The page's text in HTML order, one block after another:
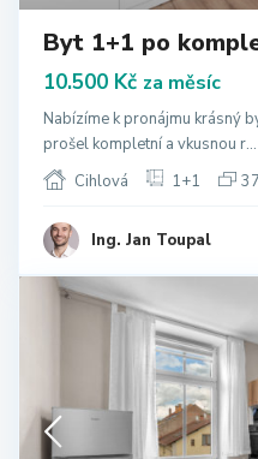
Byt 1+1 po
10.500 Kč za měsíc
Nabízíme k pronájmu krásný
prošel kompletní a vkusnou r...
Cihlová
1+1
Ing. Jan Toupal